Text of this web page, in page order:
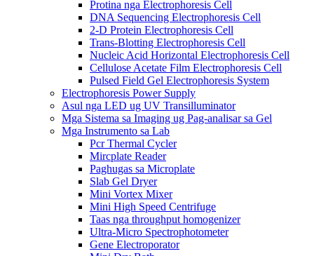
Protina nga Electrophoresis Cell
DNA Sequencing Electrophoresis Cell
2-D Protein Electrophoresis Cell
Trans-Blotting Electrophoresis Cell
Nucleic Acid Horizontal Electrophoresis Cell
Cellulose Acetate Film Electrophoresis Cell
Pulsed Field Gel Electrophoresis System
Electrophoresis Power Supply
Asul nga LED ug UV Transilluminator
Mga Sistema sa Imaging ug Pag-analisar sa Gel
Mga Instrumento sa Lab
Pcr Thermal Cycler
Mircplate Reader
Paghugas sa Microplate
Slab Gel Dryer
Mini Vortex Mixer
Mini High Speed ​​Centrifuge
Taas nga throughput homogenizer
Ultra-Micro Spectrophotometer
Gene Electroporator